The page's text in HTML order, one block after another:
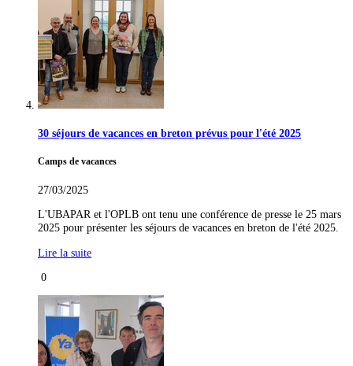
30 séjours de vacances en breton prévus pour l'été 2025
Camps de vacances
27/03/2025
L'UBAPAR et l'OPLB ont tenu une conférence de presse le 25 mars
2025 pour présenter les séjours de vacances en breton de l'été 2025.
Lire la suite
0